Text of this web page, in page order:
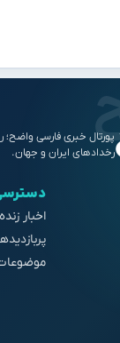
پورتال خبری فارسی
رخدادهای ایران و جهان.
اخبار زنده